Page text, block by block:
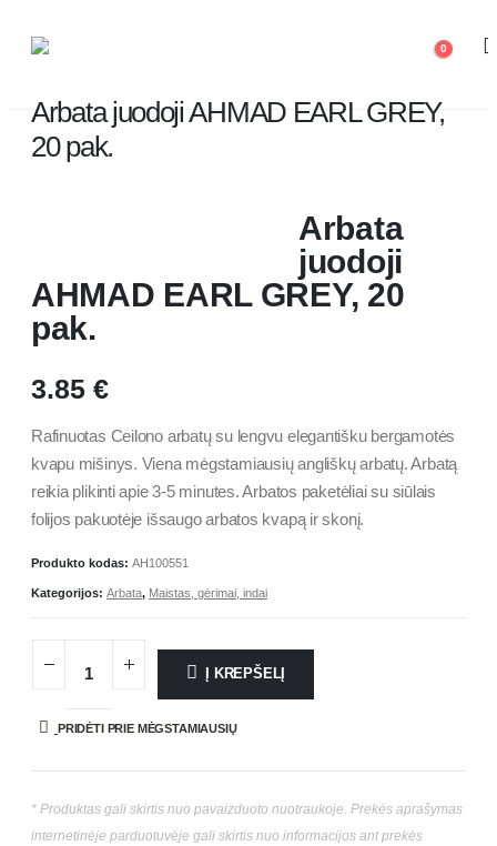
0
Arbata juodoji AHMAD EARL GREY,
20 pak.
Arbata
juodoji
AHMAD EARL GREY, 20
pak.
3.85 €
Rafinuotas Ceilono arbatų su lengvu elegantišku bergamotės
kvapu mišinys. Viena mėgstamiausių angliškų arbatų. Arbatą
reikia plikinti apie 3-5 minutes. Arbatos paketėliai su siūlais
folijos pakuotėje išsaugo arbatos kvapą ir skonį.
Produkto kodas: AH100551
Kategorijos: Arbata, Maistas, gėrimai, indai
Į KREPŠELĮ
PRIDĖTI PRIE MĖGSTAMIAUSIŲ
* Produktas gali skirtis nuo pavaizduoto nuotraukoje. Prekės aprašymas
internetinėje parduotuvėje gali skirtis nuo informacijos ant prekės